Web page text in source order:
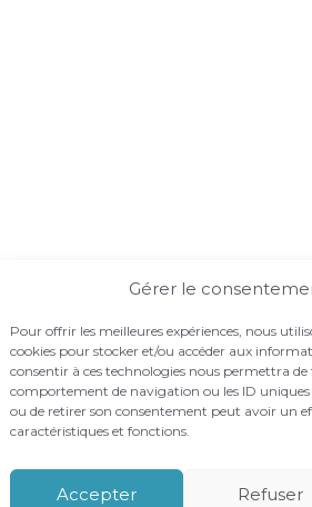
Gérer le
Pour offrir les meilleures expériences, nous
cookies pour stocker et/ou accéder aux
consentir à ces technologies nous permettra de
comportement de navigation ou les ID uniques
ou de retirer son consentement peut avoir un
caractéristiques et fonctions.
Accepter Refuser
NOS ACCOMPAGNEMENTS